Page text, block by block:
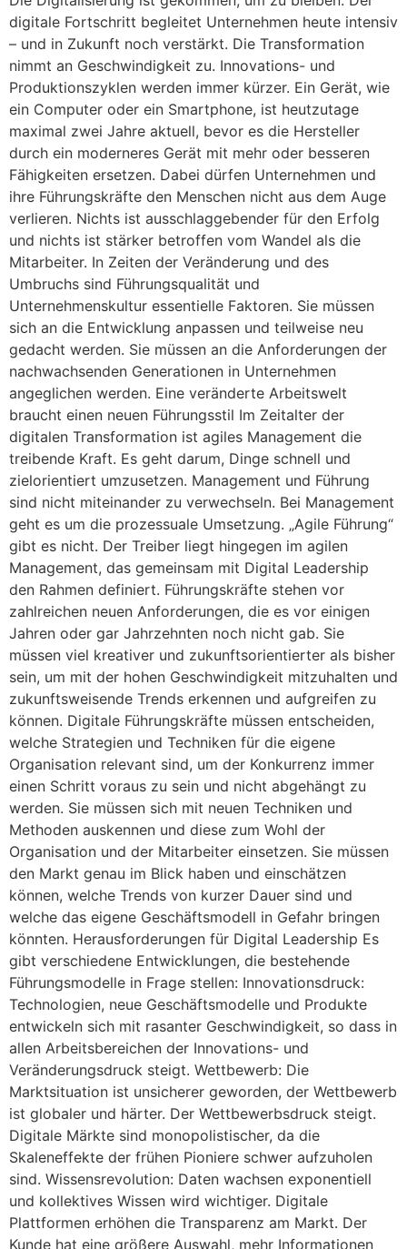
digitale Fortschritt begleitet Unternehmen heute intensiv
– und in Zukunft noch verstärkt. Die Transformation
nimmt an Geschwindigkeit zu. Innovations- und
Produktionszyklen werden immer kürzer. Ein Gerät, wie
ein Computer oder ein Smartphone, ist heutzutage
maximal zwei Jahre aktuell, bevor es die Hersteller
durch ein moderneres Gerät mit mehr oder besseren
Fähigkeiten ersetzen. Dabei dürfen Unternehmen und
ihre Führungskräfte den Menschen nicht aus dem Auge
verlieren. Nichts ist ausschlaggebender für den Erfolg
und nichts ist stärker betroffen vom Wandel als die
Mitarbeiter. In Zeiten der Veränderung und des
Umbruchs sind Führungsqualität und
Unternehmenskultur essentielle Faktoren. Sie müssen
sich an die Entwicklung anpassen und teilweise neu
gedacht werden. Sie müssen an die Anforderungen der
nachwachsenden Generationen in Unternehmen
angeglichen werden. Eine veränderte Arbeitswelt
braucht einen neuen Führungsstil Im Zeitalter der
digitalen Transformation ist agiles Management die
treibende Kraft. Es geht darum, Dinge schnell und
zielorientiert umzusetzen. Management und Führung
sind nicht miteinander zu verwechseln. Bei Management
geht es um die prozessuale Umsetzung. „Agile Führung“
gibt es nicht. Der Treiber liegt hingegen im agilen
Management, das gemeinsam mit Digital Leadership
den Rahmen definiert. Führungskräfte stehen vor
zahlreichen neuen Anforderungen, die es vor einigen
Jahren oder gar Jahrzehnten noch nicht gab. Sie
müssen viel kreativer und zukunftsorientierter als bisher
sein, um mit der hohen Geschwindigkeit mitzuhalten und
zukunftsweisende Trends erkennen und aufgreifen zu
können. Digitale Führungskräfte müssen entscheiden,
welche Strategien und Techniken für die eigene
Organisation relevant sind, um der Konkurrenz immer
einen Schritt voraus zu sein und nicht abgehängt zu
werden. Sie müssen sich mit neuen Techniken und
Methoden auskennen und diese zum Wohl der
Organisation und der Mitarbeiter einsetzen. Sie müssen
den Markt genau im Blick haben und einschätzen
können, welche Trends von kurzer Dauer sind und
welche das eigene Geschäftsmodell in Gefahr bringen
könnten. Herausforderungen für Digital Leadership Es
gibt verschiedene Entwicklungen, die bestehende
Führungsmodelle in Frage stellen: Innovationsdruck:
Technologien, neue Geschäftsmodelle und Produkte
entwickeln sich mit rasanter Geschwindigkeit, so dass in
allen Arbeitsbereichen der Innovations- und
Veränderungsdruck steigt. Wettbewerb: Die
Marktsituation ist unsicherer geworden, der Wettbewerb
ist globaler und härter. Der Wettbewerbsdruck steigt.
Digitale Märkte sind monopolistischer, da die
Skaleneffekte der frühen Pioniere schwer aufzuholen
sind. Wissensrevolution: Daten wachsen exponentiell
und kollektives Wissen wird wichtiger. Digitale
Plattformen erhöhen die Transparenz am Markt. Der
Kunde hat eine größere Auswahl, mehr Informationen